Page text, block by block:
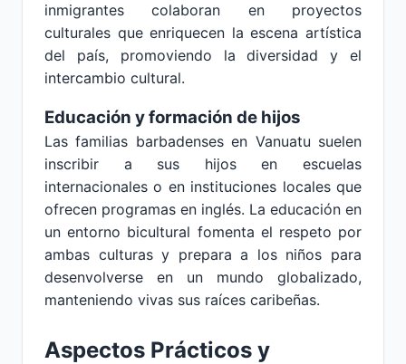
inmigrantes colaboran en proyectos
culturales que enriquecen la escena artística
del país, promoviendo la diversidad y el
intercambio cultural.
Educación y formación de hijos
Las familias barbadenses en Vanuatu suelen
inscribir a sus hijos en escuelas
internacionales o en instituciones locales que
ofrecen programas en inglés. La educación en
un entorno bicultural fomenta el respeto por
ambas culturas y prepara a los niños para
desenvolverse en un mundo globalizado,
manteniendo vivas sus raíces caribeñas.
Aspectos Prácticos y